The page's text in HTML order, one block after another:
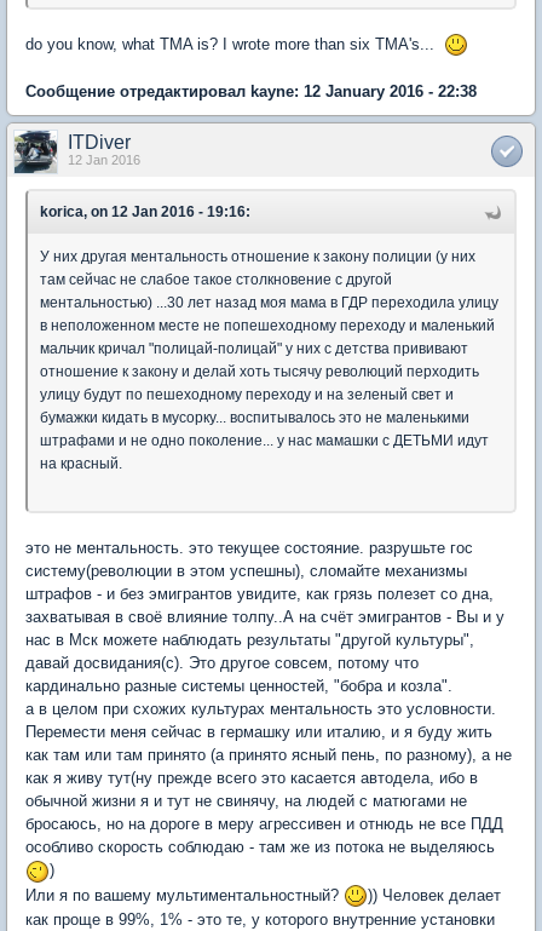
do you know, what TMA is? I wrote more than six TMA's...
Сообщение отредактировал kayne: 12 January 2016 - 22:38
ITDiver
12 Jan 2016
korica, on 12 Jan 2016 - 19:16:
У них другая ментальность отношение к закону полиции (у них
там сейчас не слабое такое столкновение с другой
ментальностью) ...30 лет назад моя мама в ГДР переходила улицу
в неположенном месте не попешеходному переходу и маленький
мальчик кричал "полицай-полицай" у них с детства прививают
отношение к закону и делай хоть тысячу революций перходить
улицу будут по пешеходному переходу и на зеленый свет и
бумажки кидать в мусорку... воспитывалось это не маленькими
штрафами и не одно поколение... у нас мамашки с ДЕТЬМИ идут
на красный.
это не ментальность. это текущее состояние. разрушьте гос
систему(революции в этом успешны), сломайте механизмы
штрафов - и без эмигрантов увидите, как грязь полезет со дна,
захватывая в своё влияние толпу..А на счёт эмигрантов - Вы и у
нас в Мск можете наблюдать результаты "другой культуры",
давай досвидания(с). Это другое совсем, потому что
кардинально разные системы ценностей, "бобра и козла".
а в целом при схожих культурах ментальность это условности.
Перемести меня сейчас в гермашку или италию, и я буду жить
как там или там принято (а принято ясный пень, по разному), а не
как я живу тут(ну прежде всего это касается автодела, ибо в
обычной жизни я и тут не свинячу, на людей с матюгами не
бросаюсь, но на дороге в меру агрессивен и отнюдь не все ПДД
особливо скорость соблюдаю - там же из потока не выделяюсь
)
Или я по вашему мультиментальностный?
)) Человек делает
как проще в 99%, 1% - это те, у которого внутренние установки